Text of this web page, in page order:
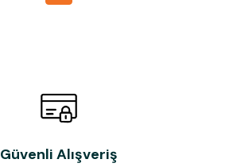
Güvenli Alışveriş